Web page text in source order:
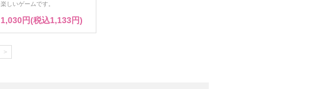
楽しいゲームです。
1,030円(税込1,133円)
>